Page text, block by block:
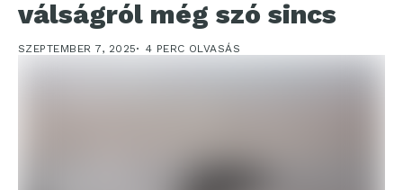
válságról még szó sincs
SZEPTEMBER 7, 2025 4 PERC OLVASÁS